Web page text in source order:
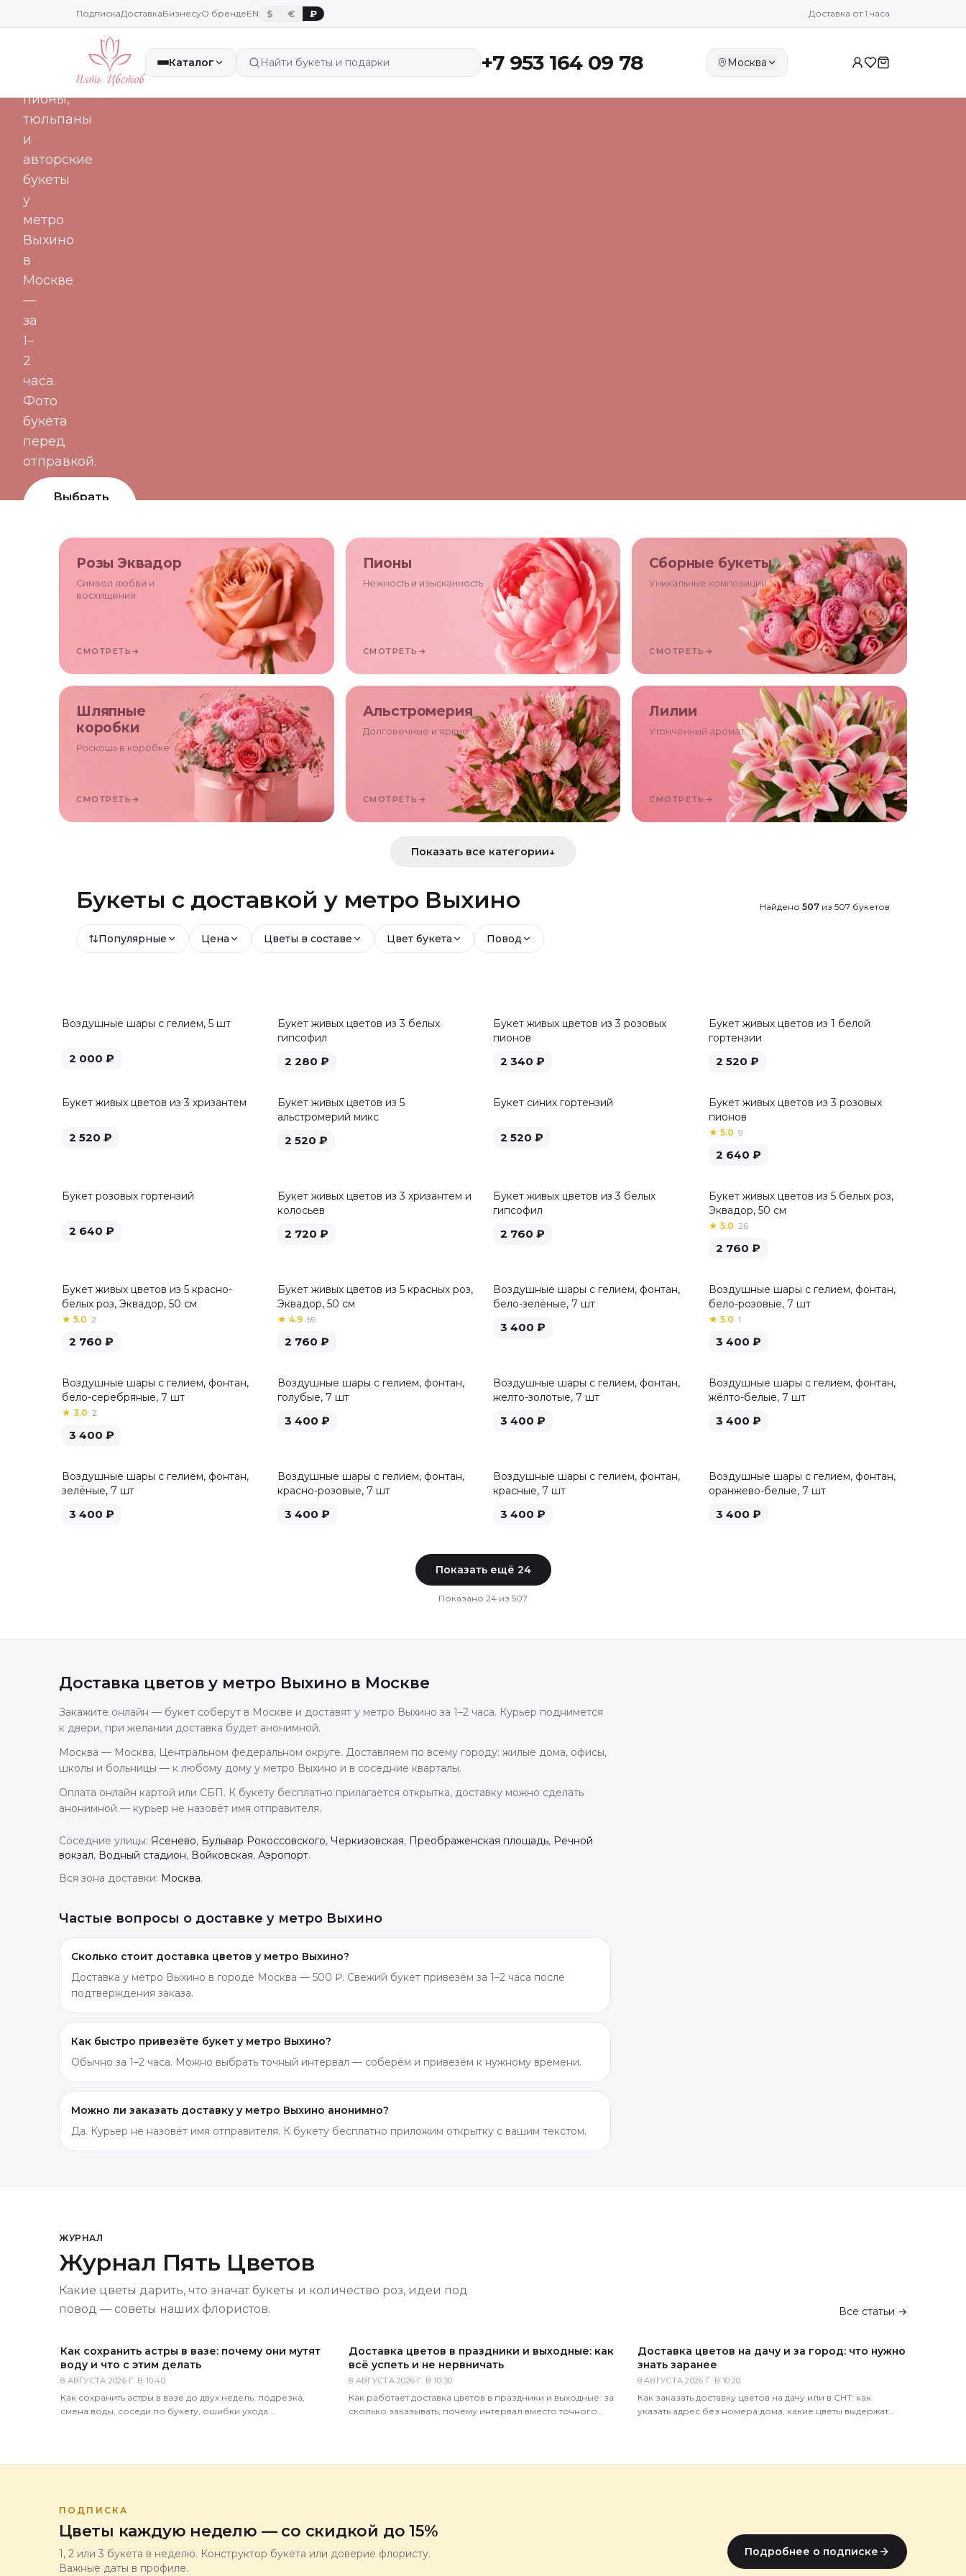
ПодпискаДоставкаБизнесуО брендеEN $ € ₽ Доставка от 1 часа
Каталог Найти букеты и подарки +7 953 164 09 78 Москва
часа
пионы,
тюльпаны
и
авторские
букеты
у
метро
Выхино
в
Москве
—
за
1–
2
часа.
Фото
букета
перед
отправкой.
Выбрать
Цветы по
подписке
Розы Эквадор
Символ любви и
восхищения
СМОТРЕТЬ →
Пионы
Нежность и изысканность
СМОТРЕТЬ →
Сборные букеты
Уникальные композиции
СМОТРЕТЬ →
Шляпные
коробки
Роскошь в коробке
СМОТРЕТЬ →
Альстромерия
Долговечные и яркие
СМОТРЕТЬ →
Лилии
Утончённый аромат
СМОТРЕТЬ →
Показать все категории↓
Букеты с доставкой у метро Выхино Найдено 507 из 507 букетов
Популярные Цена Цветы в составе Цвет букета Повод
Воздушные шары с гелием, 5 шт
2 000 ₽
Букет живых цветов из 3 белых
гипсофил
2 280 ₽
Букет живых цветов из 3 розовых
пионов
2 340 ₽
Букет живых цветов из 1 белой
гортензии
2 520 ₽
Букет живых цветов из 3 хризантем
2 520 ₽
Букет живых цветов из 5
альстромерий микс
2 520 ₽
Букет синих гортензий
2 520 ₽
Букет живых цветов из 3 розовых
пионов
★ 5.0· 9
2 640 ₽
Букет розовых гортензий
2 640 ₽
Букет живых цветов из 3 хризантем и
колосьев
2 720 ₽
Букет живых цветов из 3 белых
гипсофил
2 760 ₽
Хит
Букет живых цветов из 5 белых роз,
Эквадор, 50 см
★ 5.0· 26
2 760 ₽
Букет живых цветов из 5 красно-
белых роз, Эквадор, 50 см
★ 5.0· 2
2 760 ₽
Хит
Букет живых цветов из 5 красных роз,
Эквадор, 50 см
★ 4.9· 59
2 760 ₽
Воздушные шары с гелием, фонтан,
бело-зелёные, 7 шт
3 400 ₽
Воздушные шары с гелием, фонтан,
бело-розовые, 7 шт
★ 5.0· 1
3 400 ₽
Воздушные шары с гелием, фонтан,
бело-серебряные, 7 шт
★ 3.0· 2
3 400 ₽
Воздушные шары с гелием, фонтан,
голубые, 7 шт
3 400 ₽
Воздушные шары с гелием, фонтан,
желто-золотые, 7 шт
3 400 ₽
Воздушные шары с гелием, фонтан,
жёлто-белые, 7 шт
3 400 ₽
Воздушные шары с гелием, фонтан,
зелёные, 7 шт
3 400 ₽
Воздушные шары с гелием, фонтан,
красно-розовые, 7 шт
3 400 ₽
Воздушные шары с гелием, фонтан,
красные, 7 шт
3 400 ₽
Воздушные шары с гелием, фонтан,
оранжево-белые, 7 шт
3 400 ₽
Показать ещё 24
Показано 24 из 507
Доставка цветову метро Выхино в Москве
Закажите онлайн — букет соберут в Москве и доставят у метро Выхино за 1–2 часа. Курьер поднимется
к двери, при желании доставка будет анонимной.
Москва — Москва, Центральном федеральном округе. Доставляем по всему городу: жилые дома, офисы,
школы и больницы — к любому дому у метро Выхино и в соседние кварталы.
Оплата онлайн картой или СБП. К букету бесплатно прилагается открытка, доставку можно сделать
анонимной — курьер не назовёт имя отправителя.
Соседние улицы: Ясенево, Бульвар Рокоссовского, Черкизовская, Преображенская площадь, Речной
вокзал, Водный стадион, Войковская, Аэропорт.
Вся зона доставки: Москва.
Частые вопросы о доставке у метро Выхино
Сколько стоит доставка цветов у метро Выхино?
Доставка у метро Выхино в городе Москва — 500 ₽. Свежий букет привезём за 1–2 часа после
подтверждения заказа.
Как быстро привезёте букет у метро Выхино?
Обычно за 1–2 часа. Можно выбрать точный интервал — соберём и привезём к нужному времени.
Можно ли заказать доставку у метро Выхино анонимно?
Да. Курьер не назовёт имя отправителя. К букету бесплатно приложим открытку с вашим текстом.
ЖУРНАЛ
Журнал Пять Цветов
Какие цветы дарить, что значат букеты и количество роз, идеи под
повод — советы наших флористов.
Все статьи →
Как сохранить астры в вазе: почему они мутят
воду и что с этим делать
8 АВГУСТА 2026 Г. В 10:40
Как сохранить астры в вазе до двух недель: подрезка,
смена воды, соседи по букету, ошибки ухода.
Доставка цветов в праздники и выходные: как
всё успеть и не нервничать
8 АВГУСТА 2026 Г. В 10:30
Как работает доставка цветов в праздники и выходные: за
сколько заказывать, почему интервал вместо точного
Доставка цветов на дачу и за город: что нужно
знать заранее
8 АВГУСТА 2026 Г. В 10:20
Как заказать доставку цветов на дачу или в СНТ: как
указать адрес без номера дома, какие цветы выдержат
ПОДПИСКА
Цветы каждую неделю — со скидкой до 15%
1, 2 или 3 букета в неделю. Конструктор букета или доверие флористу.
Важные даты в профиле.
Подробнее о подписке